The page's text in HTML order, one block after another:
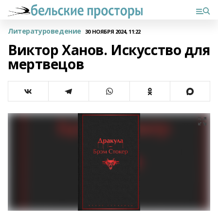
Литературоведение 30 НОЯБРЯ 2024, 11:22
Виктор Ханов. Искусство для
мертвецов